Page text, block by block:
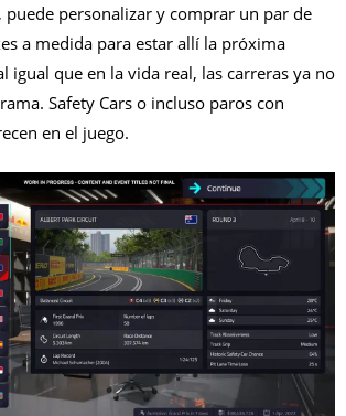
puede personalizar y comprar un par de
a medida para estar allí la próxima
igual que en la vida real, las carreras ya no
Safety Cars o incluso paros con
en el juego.